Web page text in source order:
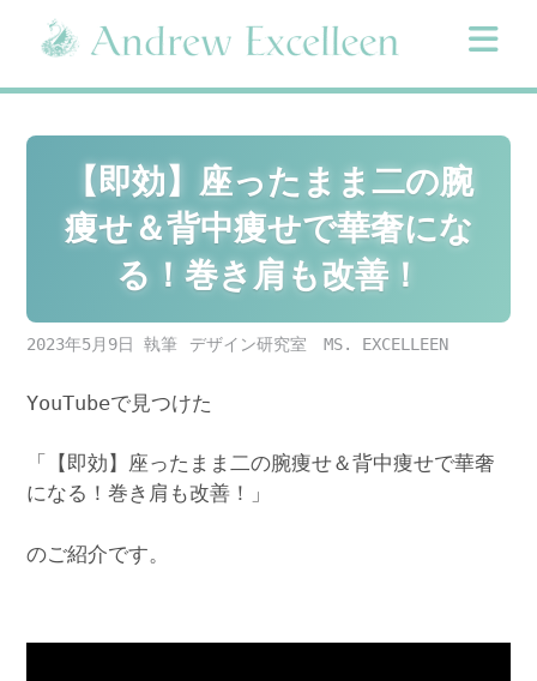
content
【即効】座ったまま二の腕
痩せ＆背中痩せで華奢にな
る！巻き肩も改善！
2023年5月9日 デザイン研究室 MS. EXCELLEEN
YouTubeで見つけた
「【即効】座ったまま二の腕痩せ＆背中痩せで華奢
になる！巻き肩も改善！」
のご紹介です。